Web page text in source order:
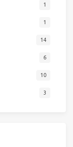
1
1
14
6
10
3